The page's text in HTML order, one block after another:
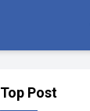
Top Post